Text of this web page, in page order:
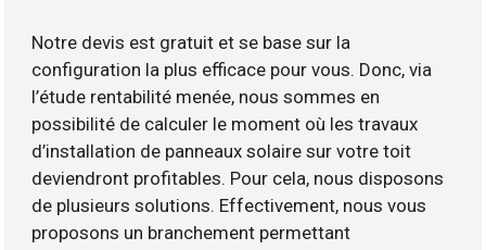
Notre devis est gratuit et se base sur la
configuration la plus efficace pour vous. Donc, via
l’étude rentabilité menée, nous sommes en
possibilité de calculer le moment où les travaux
d’installation de panneaux solaire sur votre toit
deviendront profitables. Pour cela, nous disposons
de plusieurs solutions. Effectivement, nous vous
proposons un branchement permettant